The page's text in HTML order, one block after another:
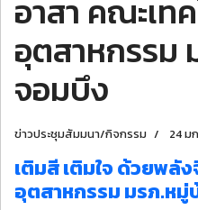
อาสา คณะเท
อุตสาหกรรม
จอมบึง
ข่าวประชุมสัมมนา/กิจกรรม 24 ม
เติมสี เติมใจ ด้วยพลั
อุตสาหกรรม มรภ.หมู่